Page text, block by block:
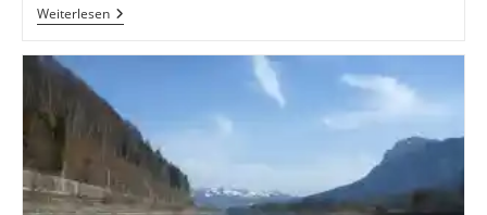
WeiterlesenTestbericht
Lazer